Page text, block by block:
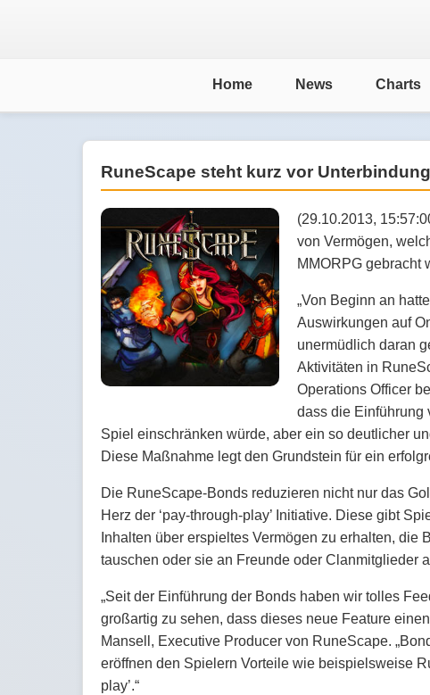
Home News Charts
RuneScape steht kurz vor
(29.10.2013,
von Vermögen,
MMORPG gebracht
„Von Beginn an
Auswirkungen auf
unermüdlich daran
Aktivitäten in
Operations Officer
dass die Einführung
Spiel einschränken würde, aber ein so deutlicher
Diese Maßnahme legt den Grundstein für ein
Die RuneScape-Bonds reduzieren nicht nur das
Herz der ‘pay-through-play’ Initiative. Diese gibt
Inhalten über erspieltes Vermögen zu erhalten,
tauschen oder sie an Freunde oder Clanmitglieder
„Seit der Einführung der Bonds haben wir tolles
großartig zu sehen, dass dieses neue Feature
Mansell, Executive Producer von RuneScape.
eröffnen den Spielern Vorteile wie beispielsweise
play’.“